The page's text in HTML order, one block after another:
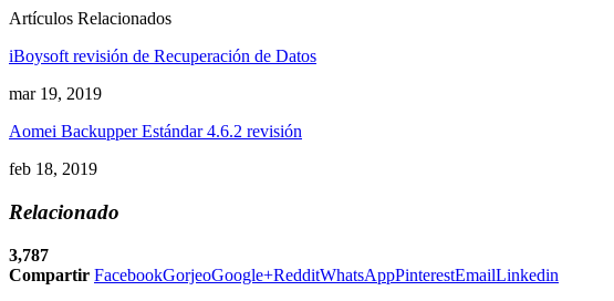
Artículos Relacionados
iBoysoft revisión de Recuperación de Datos
mar 19, 2019
Aomei Backupper Estándar 4.6.2 revisión
feb 18, 2019
Relacionado
3,787
Compartir FacebookGorjeoGoogle+RedditWhatsAppPinterestEmailLinkedin